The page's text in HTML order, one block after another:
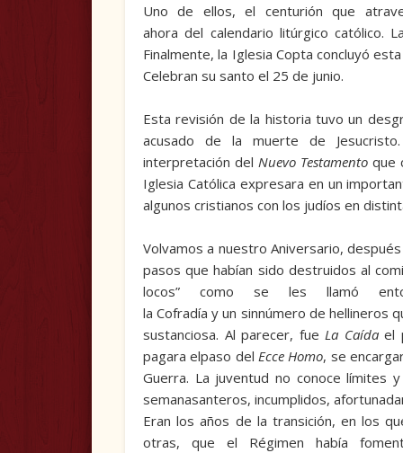
Uno de ellos, el centurión que
ahora del calendario litúrgico católico.
Finalmente, la Iglesia Copta concluyó
Celebran su santo el 25 de junio.
Esta revisión de la historia tuvo un
acusado de la muerte de
interpretación delNuevo Testa­mento que
Iglesia Católica expresara en un
algunos cristianos con los judíos en
Volvamos a nuestro Aniversario,
pasos que habían sido destruidos al
locos” como se les llamó
la Cofradía y un sinnúmero de hellineros
sustanciosa. Al parecer, fueLa Caídael
pagara elpaso del Ecce Homo, se
Guerra. La juventud no conoce límites
semanasanteros, incumplidos,
Eran los años de la transición, en los
otras, que el Régimen había